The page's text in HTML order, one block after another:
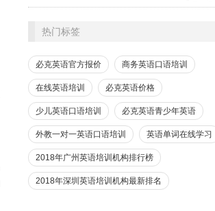
热门标签
必克英语官方报价 商务英语口语培训
在线英语培训 必克英语价格
少儿英语口语培训 必克英语青少年英语
外教一对一英语口语培训 英语单词在线学习
2018年广州英语培训机构排行榜
2018年深圳英语培训机构最新排名